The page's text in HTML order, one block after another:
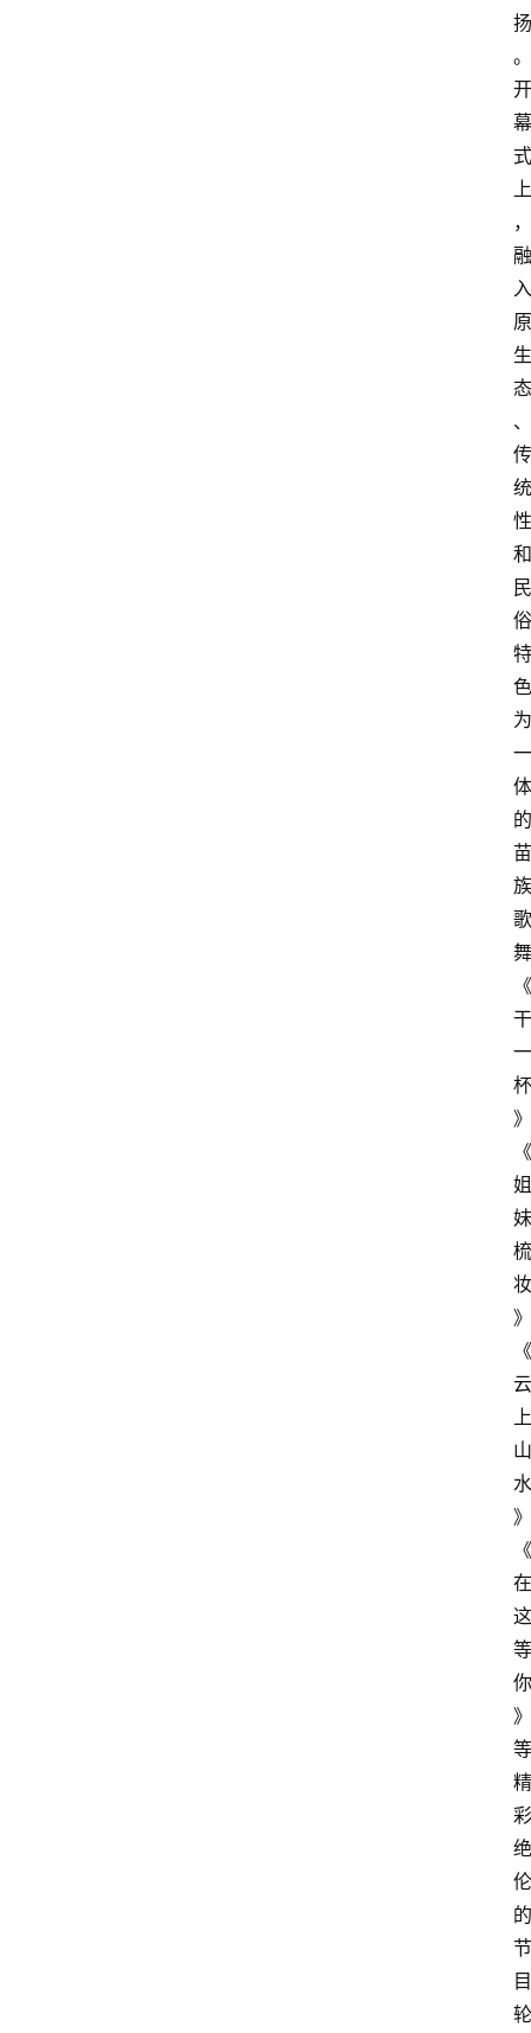
扬
。
开
幕
式
上
，
融
入
原
生
态
、
传
统
性
和
民
俗
特
色
为
一
体
的
苗
族
歌
舞
《
干
一
杯
》
《
姐
妹
梳
妆
》
《
云
上
山
水
》
《
在
这
等
你
》
等
精
彩
绝
伦
的
节
目
轮